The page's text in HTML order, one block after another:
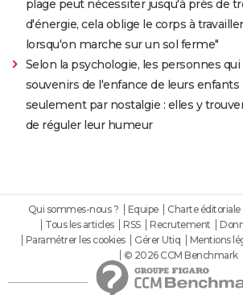
plage peut nécessiter jusqu'à près de
d'énergie, cela oblige le corps à
lorsqu'on marche sur un sol ferme"
Selon la psychologie, les personnes
souvenirs de l'enfance de leurs enfants
seulement par nostalgie : elles y
de réguler leur humeur
Qui sommes-nous ? Equipe Charte éditoriale
Tous les articles
RSS Recrutement
Paramétrer les cookies
Gérer Utiq Mentions
© 2026 CCM Benchmark